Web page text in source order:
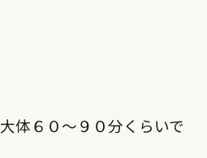
体６０～９０分くらいで